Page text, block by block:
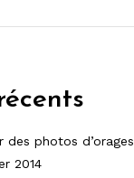
des photos d’orages
2014